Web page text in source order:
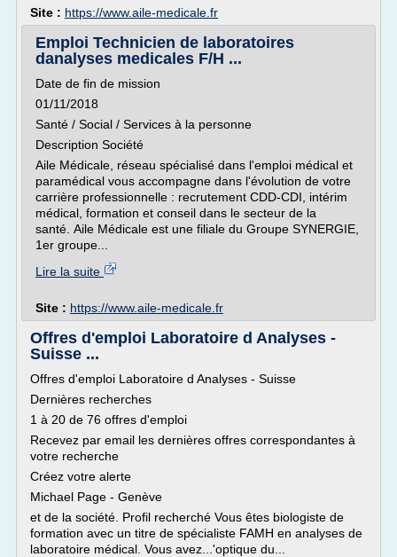
Site : https://www.aile-medicale.fr
Emploi Technicien de laboratoires
danalyses medicales F/H ...
Date de fin de mission
01/11/2018
Santé / Social / Services à la personne
Description Société
Aile Médicale, réseau spécialisé dans l'emploi médical et
paramédical vous accompagne dans l'évolution de votre
carrière professionnelle : recrutement CDD-CDI, intérim
médical, formation et conseil dans le secteur de la
santé. Aile Médicale est une filiale du Groupe SYNERGIE,
1er groupe...
Lire la suite
Site : https://www.aile-medicale.fr
Offres d'emploi Laboratoire d Analyses -
Suisse ...
Offres d'emploi Laboratoire d Analyses - Suisse
Dernières recherches
1 à 20 de 76 offres d'emploi
Recevez par email les dernières offres correspondantes à
votre recherche
Créez votre alerte
Michael Page - Genève
et de la société. Profil recherché Vous êtes biologiste de
formation avec un titre de spécialiste FAMH en analyses de
laboratoire médical. Vous avez...'optique du...